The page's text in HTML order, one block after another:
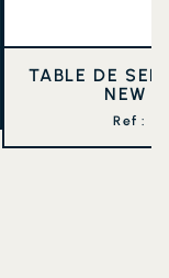
TABLE DE
NEW
Ref :